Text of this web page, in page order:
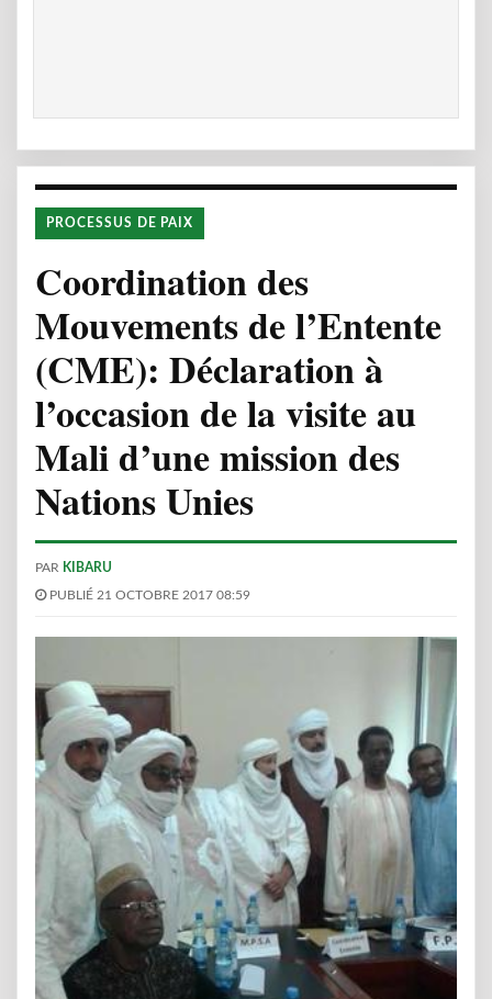
PROCESSUS DE PAIX
Coordination des
Mouvements de l’Entente
(CME): Déclaration à
l’occasion de la visite au
Mali d’une mission des
Nations Unies
PAR KIBARU
PUBLIÉ 21 OCTOBRE 2017 08:59